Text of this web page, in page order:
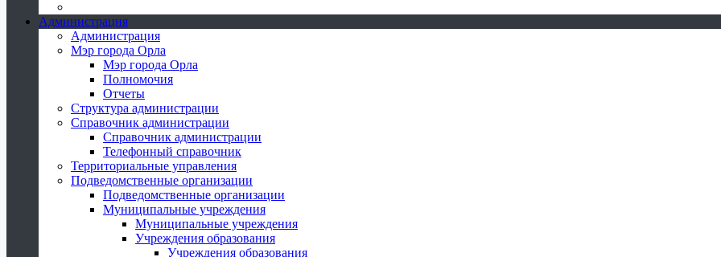
Администрация
Администрация
Мэр города Орла
Мэр города Орла
Полномочия
Отчеты
Структура администрации
Справочник администрации
Справочник администрации
Телефонный справочник
Территориальные управления
Подведомственные организации
Подведомственные организации
Муниципальные учреждения
Муниципальные учреждения
Учреждения образования
Учреждения образования